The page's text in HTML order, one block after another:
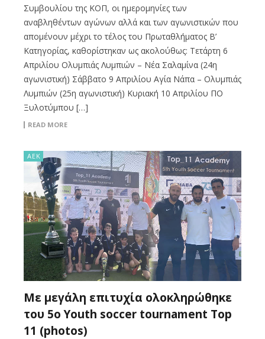
Συμβουλίου της ΚΟΠ, οι ημερομηνίες των
αναβληθέντων αγώνων αλλά και των αγωνιστικών που
απομένουν μέχρι το τέλος του Πρωταθλήματος Β’
Κατηγορίας, καθορίστηκαν ως ακολούθως: Τετάρτη 6
Απριλίου Ολυμπιάς Λυμπιών – Νέα Σαλαμίνα (24η
αγωνιστική) Σάββατο 9 Απριλίου Αγία Νάπα – Ολυμπιάς
Λυμπιών (25η αγωνιστική) Κυριακή 10 Απριλίου ΠΟ
Ξυλοτύμπου […]
READ MORE
ΑΕΚ
Με μεγάλη επιτυχία ολοκληρώθηκε
του 5ο Youth soccer tournament Top
11 (photos)